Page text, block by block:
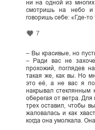
ни на одной из
смотришь на небо и
говоришь себе: «Где-
7
– Вы красивые, но
– Ради вас не
прохожий, поглядев
такая же, как вы. Но
это её, а не вас я
накрывал стеклянным
оберегая от ветра. Для
трех оставил, чтобы
жаловалась и как
когда она умолкала.